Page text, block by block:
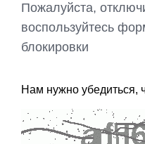
Пожалуйста,
воспользуйтесь
блокировки
Нам нужно убедиться,